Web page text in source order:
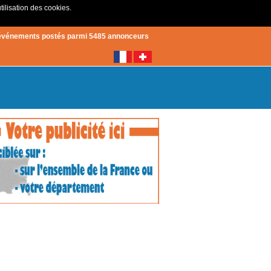
des cookies.Créer un compte
postés parmi 5485 annonceurs